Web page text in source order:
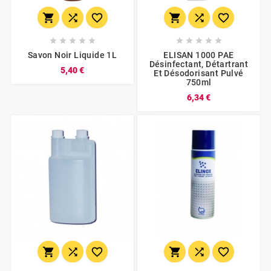
  
    
Savon Noir Liquide 1L
5,40 €
  
    
ELISAN 1000 PAE
Désinfectant, Détartrant
Et Désodorisant Pulvé
750ml
6,34 €
     